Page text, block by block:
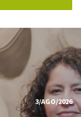
3/AGO/2026